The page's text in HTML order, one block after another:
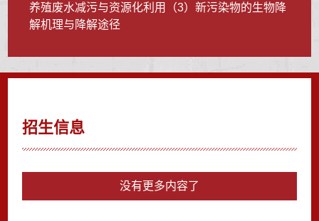
养殖废水减污与资源化利用（3）新污染物的生物降
解机理与降解途径
招生信息
没有更多内容了